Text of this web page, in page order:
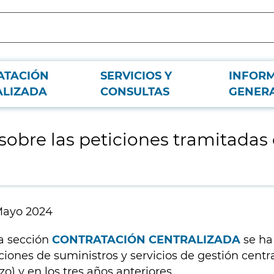
SERVICIOS Y
CONSULTAS
las peticiones tramitadas
2024
sección CONTRATACIÓN CENTRALIZADA se
de suministros y servicios de gestión